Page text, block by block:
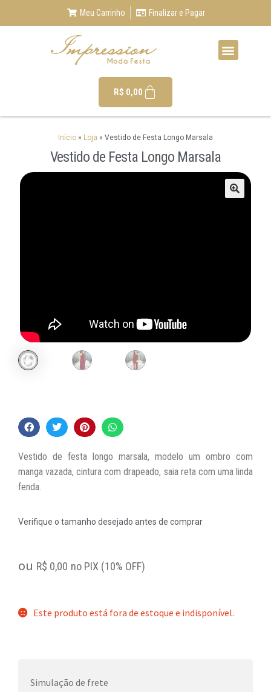
Meu Carrinho Finalizar e Pagar
R$ 0,00
Início » Loja » Vestido de Festa Longo Marsala
Vestido de Festa Longo Marsala
Vestido de festa longo marsala, modelo um ombro com
manga vazada, cintura com drapeado, saia reta com uma linda
fenda.
Verifique o tamanho desejado antes de comprar
ou R$ 0,00 no PIX (10% OFF)
Este produto está fora de estoque e indisponível.
Simulação de frete